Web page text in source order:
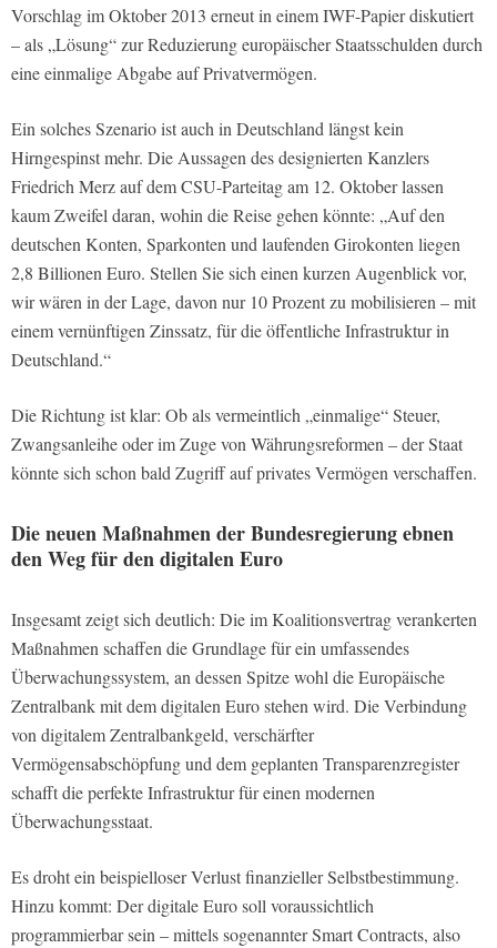
Vorschlag im Oktober 2013 erneut in einem IWF-Papier diskutiert
– als „Lösung“ zur Reduzierung europäischer Staatsschulden durch
eine einmalige Abgabe auf Privatvermögen.
Ein solches Szenario ist auch in Deutschland längst kein
Hirngespinst mehr. Die Aussagen des designierten Kanzlers
Friedrich Merz auf dem CSU-Parteitag am 12. Oktober lassen
kaum Zweifel daran, wohin die Reise gehen könnte: „Auf den
deutschen Konten, Sparkonten und laufenden Girokonten liegen
2,8 Billionen Euro. Stellen Sie sich einen kurzen Augenblick vor,
wir wären in der Lage, davon nur 10 Prozent zu mobilisieren – mit
einem vernünftigen Zinssatz, für die öffentliche Infrastruktur in
Deutschland.“
Die Richtung ist klar: Ob als vermeintlich „einmalige“ Steuer,
Zwangsanleihe oder im Zuge von Währungsreformen – der Staat
könnte sich schon bald Zugriff auf privates Vermögen verschaffen.
Die neuen Maßnahmen der Bundesregierung ebnen
den Weg für den digitalen Euro
Insgesamt zeigt sich deutlich: Die im Koalitionsvertrag verankerten
Maßnahmen schaffen die Grundlage für ein umfassendes
Überwachungssystem, an dessen Spitze wohl die Europäische
Zentralbank mit dem digitalen Euro stehen wird. Die Verbindung
von digitalem Zentralbankgeld, verschärfter
Vermögensabschöpfung und dem geplanten Transparenzregister
schafft die perfekte Infrastruktur für einen modernen
Überwachungsstaat.
Es droht ein beispielloser Verlust finanzieller Selbstbestimmung.
Hinzu kommt: Der digitale Euro soll voraussichtlich
programmierbar sein – mittels sogenannter Smart Contracts, also